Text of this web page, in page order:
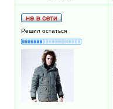
Решил остаться